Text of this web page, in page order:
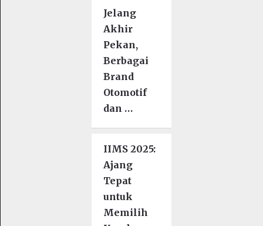
Jelang
Akhir
Pekan,
Berbagai
Brand
Otomotif
dan …
IIMS 2025:
Ajang
Tepat
untuk
Memilih